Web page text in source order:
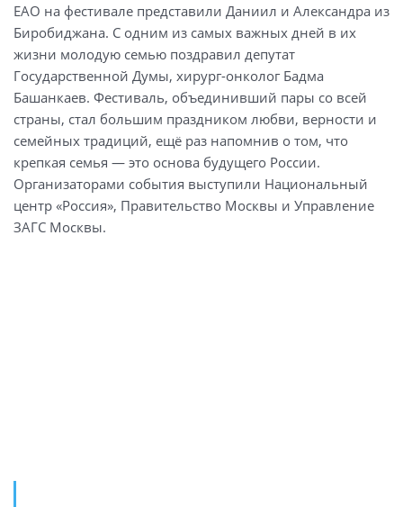
ЕАО на фестивале представили Даниил и Александра из
Биробиджана. С одним из самых важных дней в их
жизни молодую семью поздравил депутат
Государственной Думы, хирург-онколог Бадма
Башанкаев. Фестиваль, объединивший пары со всей
страны, стал большим праздником любви, верности и
семейных традиций, ещё раз напомнив о том, что
крепкая семья — это основа будущего России.
Организаторами события выступили Национальный
центр «Россия», Правительство Москвы и Управление
ЗАГС Москвы.